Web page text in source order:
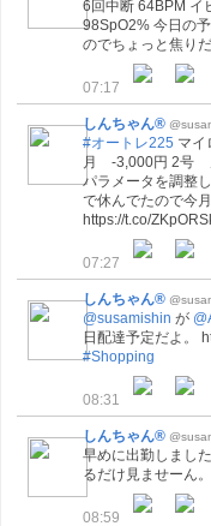
6回中断 64BPM
98SpO2% 今日の
のでちょっと焦りだ
07:17
しんちゃん®
#オートレ225 マ
月 -3,000円 2号
パラメータを調整
で休んでたので今
https://t.co/
07:27
しんちゃん®
@susamishin が
日配達予定だよ。
#Shopping
08:31
しんちゃん®
早めに出勤しまし
るだけ見ませーん
08:59